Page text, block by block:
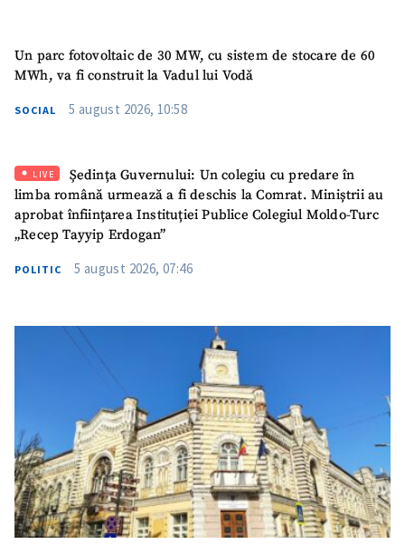
Un parc fotovoltaic de 30 MW, cu sistem de stocare de 60
MWh, va fi construit la Vadul lui Vodă
SOCIAL 5 august 2026, 10:58
LIVE
Ședința Guvernului: Un colegiu cu predare în
limba română urmează a fi deschis la Comrat. Miniștrii au
aprobat înființarea Instituției Publice Colegiul Moldo-Turc
„Recep Tayyip Erdogan”
POLITIC 5 august 2026, 07:46